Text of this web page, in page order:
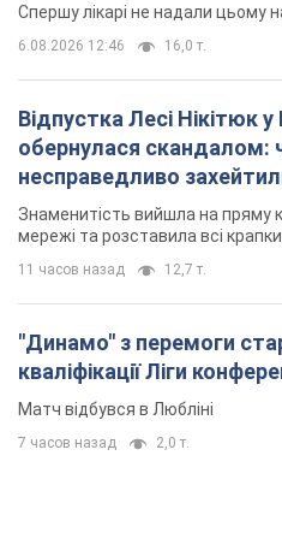
Спершу лікарі не надали цьому
6.08.2026 12:46 16,0 т.
Відпустка Лесі Нікітюк
обернулася скандалом:
несправедливо
Знаменитість вийшла на пряму
мережі та розставила всі крапки
11 часов назад 12,7 т.
"Динамо" з перемоги
кваліфікації Ліги
Матч відбувся в Любліні
7 часов назад 2,0 т.